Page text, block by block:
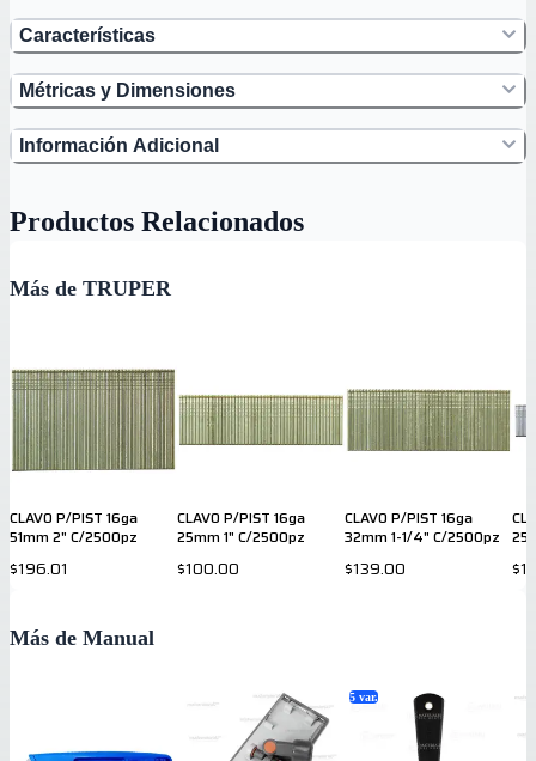
Características
Métricas y Dimensiones
Información Adicional
Productos Relacionados
Más de TRUPER
CLAVO P/PIST 16ga
51mm 2" C/2500pz
$196.01
CLAVO P/PIST 16ga
25mm 1" C/2500pz
$100.00
CLAVO P/PIST 16ga
32mm 1-1/4" C/2500pz
$139.00
Más de Manual
5 var.